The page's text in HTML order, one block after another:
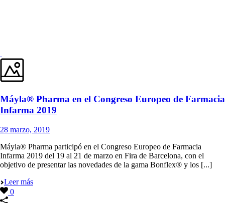
Máyla® Pharma en el Congreso Europeo de Farmacia
Infarma 2019
28 marzo, 2019
Máyla® Pharma participó en el Congreso Europeo de Farmacia
Infarma 2019 del 19 al 21 de marzo en Fira de Barcelona, con el
objetivo de presentar las novedades de la gama Bonflex® y los [...]
Leer más
0